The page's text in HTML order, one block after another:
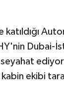
Dubai-
ekibi